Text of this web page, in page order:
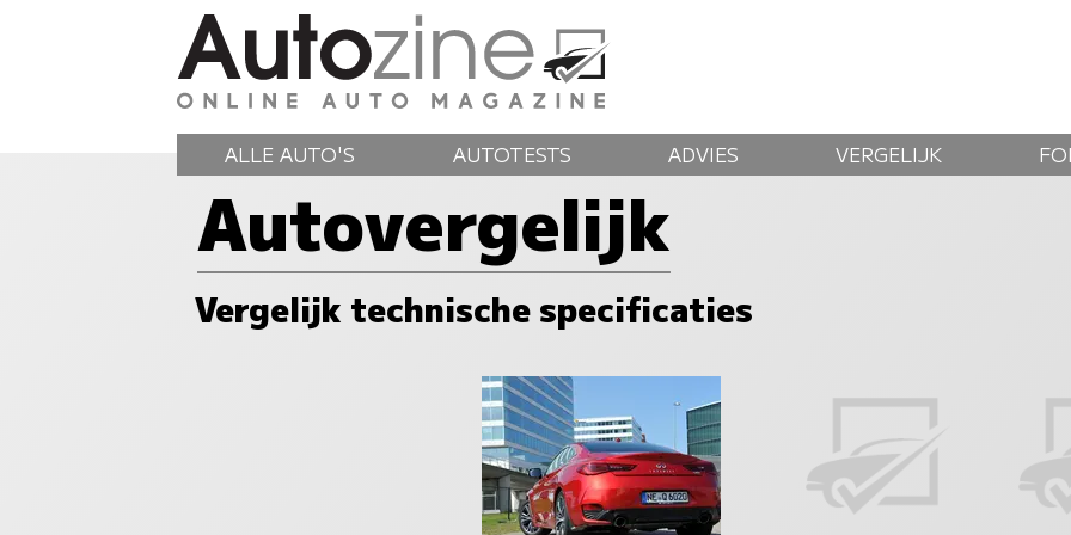
ALLE AUTO'S AUTOTESTS ADVIES VERGELIJK
Autovergelijk
Vergelijk technische specificaties